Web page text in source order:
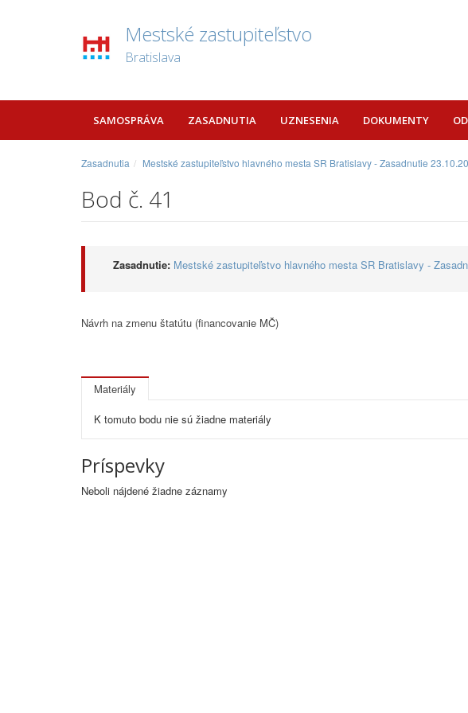
Mestské zastupiteľstvo
Bratislava
SAMOSPRÁVA ZASADNUTIA UZNESENIA DOKUMENTY
Zasadnutia Mestské zastupiteľstvo hlavného mesta SR Bratislavy - Zasadnutie
Bod č. 41
Zasadnutie: Mestské zastupiteľstvo hlavného mesta SR Bratislavy -
Návrh na zmenu štatútu (financovanie MČ)
Materiály
K tomuto bodu nie sú žiadne materiály
Príspevky
Neboli nájdené žiadne záznamy